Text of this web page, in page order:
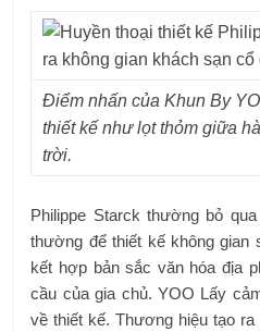
Điểm nhấn của Khun By
thiết kế như lọt thỏm giữa
trời.
Philippe Starck thường bỏ
thường để thiết kế không gian
kết hợp bản sắc văn hóa địa
cầu của gia chủ. YOO Lấy
về thiết kế. Thương hiệu tạo